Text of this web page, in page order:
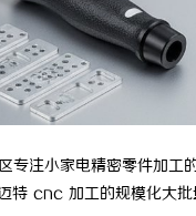
注小家电精密零件加工
特 cnc 加工的规模化大